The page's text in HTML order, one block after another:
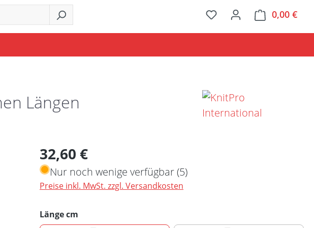
0,00 €
Längen
Regulärer Preis:
32,60 €
Nur noch wenige verfügbar (5)
Preise inkl. MwSt. zzgl. Versandkosten
Länge cm